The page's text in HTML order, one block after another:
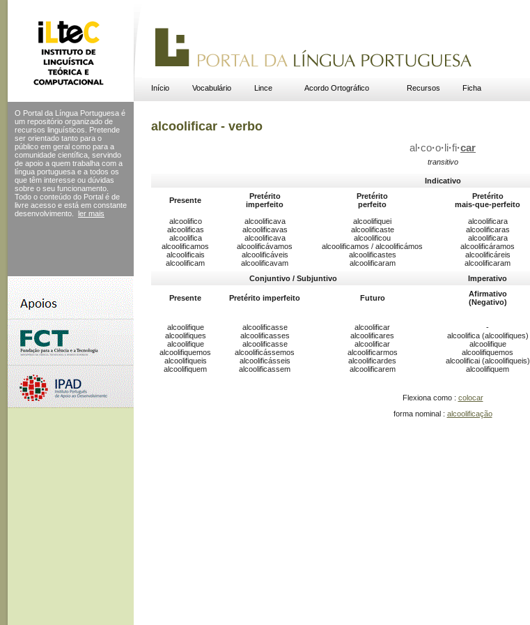
Início Vocabulário Lince Acordo Ortográfico Recursos Ficha
O Portal da Língua Portuguesa é
um repositório organizado de
recursos linguísticos. Pretende
ser orientado tanto para o
público em geral como para a
comunidade científica, servindo
de apoio a quem trabalha com a
língua portuguesa e a todos os
que têm interesse ou dúvidas
sobre o seu funcionamento.
Todo o conteúdo do Portal é de
livre acesso e está em constante
desenvolvimento.
ler mais
alcoolificar - verbo
al ·co·o· li·fi·car
transitivo
Indicativo
Presente
Pretérito
imperfeito
Pretérito
perfeito
Pretérito
mais-que-perfeito
alcoolifico
alcoolificas
alcoolifica
alcoolificamos
alcoolificais
alcoolificam
alcoolificava
alcoolificavas
alcoolificava
alcoolificávamos
alcoolificáveis
alcoolificavam
alcoolifiquei
alcoolificaste
alcoolificou
alcoolificamos / alcoolificámos
alcoolificastes
alcoolificaram
alcoolificara
alcoolificaras
alcoolificara
alcoolificáramos
alcoolificáreis
alcoolificaram
Conjuntivo / Subjuntivo
Imperativo
Presente Pretérito imperfeito Futuro
Afirmativo
(Negativo)
alcoolifique
alcoolifiques
alcoolifique
alcoolifiquemos
alcoolifiqueis
alcoolifiquem
alcoolificasse
alcoolificasses
alcoolificasse
alcoolificássemos
alcoolificásseis
alcoolificassem
alcoolificar
alcoolificares
alcoolificar
alcoolificarmos
alcoolificardes
alcoolificarem
-
alcoolifica (alcoolifiques)
alcoolifique
alcoolifiquemos
alcoolificai (alcoolifiqueis)
alcoolifiquem
Flexiona como : colocar
forma nominal : alcoolificação